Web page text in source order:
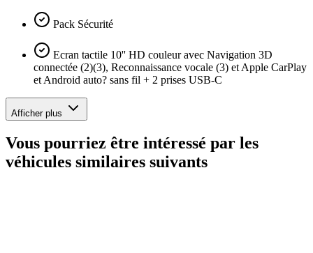
Pack Sécurité
Ecran tactile 10'' HD couleur avec Navigation 3D
connectée (2)(3), Reconnaissance vocale (3) et Apple CarPlay
et Android auto? sans fil + 2 prises USB-C
Afficher plus
Vous pourriez être intéressé par les
véhicules similaires suivants